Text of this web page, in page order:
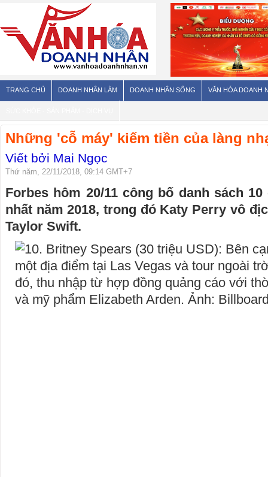
TRANG CHỦ DOANH NHÂN LÀM DOANH NHÂN SỐNG VĂN HÓA DOANH
Những 'cỗ máy' kiếm tiền của làng
Viết bởi Mai Ngọc
Thứ năm, 22/11/2018, 09:14 GMT+7
Forbes hôm 20/11 công bố danh sách
nhất năm 2018, trong đó Katy Perry vô
Taylor Swift.